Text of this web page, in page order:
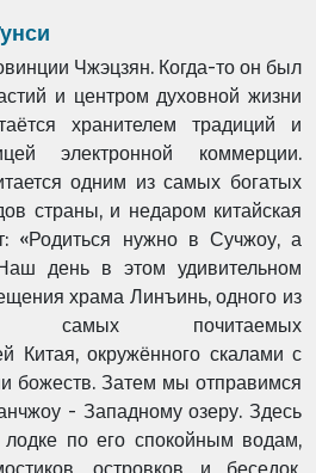
Чжэцзян. Когда-то он был
и центром духовной жизни
хранителем традиций и
электронной коммерции.
одним из самых богатых
страны, и недаром китайская
«Родиться нужно в Сучжоу, а
день в этом удивительном
храма Линъинь, одного из
самых почитаемых
Китая, окружённого скалами с
божеств. Затем мы отправимся
- Западному озеру. Здесь
лодке по его спокойным водам,